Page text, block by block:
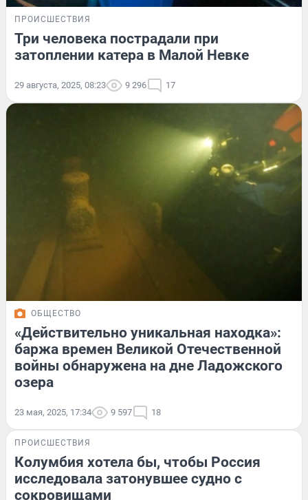
ПРОИСШЕСТВИЯ
Три человека пострадали при
затоплении катера в Малой Невке
29 августа, 2025, 08:23 9 296 17
ОБЩЕСТВО
«Действительно уникальная находка»:
баржа времен Великой Отечественной
войны обнаружена на дне Ладожского
озера
23 мая, 2025, 17:34 9 597 18
ПРОИСШЕСТВИЯ
Колумбия хотела бы, чтобы Россия
исследовала затонувшее судно с
сокровищами